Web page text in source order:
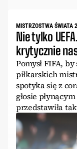
MISTRZOSTWA ŚWIATA
Nie tylko
krytycznie
Pomysł FIFA,
piłkarskich
spotyka się z
głosie
przedstawiła